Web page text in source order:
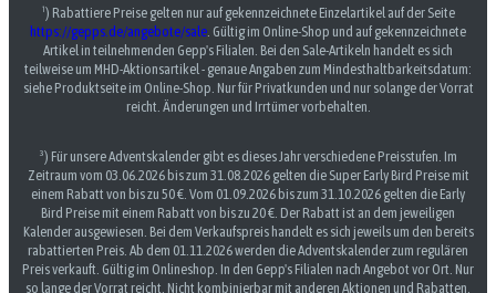
¹) Rabattiere Preise gelten nur auf gekennzeichnete Einzelartikel auf der Seite
https://gepps.de/angebote/sale. Gültig im Online-Shop und auf gekennzeichnete
Artikel in teilnehmenden Gepp's Filialen. Bei den Sale-Artikeln handelt es sich
teilweise um MHD-Aktionsartikel - genaue Angaben zum Mindesthaltbarkeitsdatum:
siehe Produktseite im Online-Shop. Nur für Privatkunden und nur solange der Vorrat
reicht. Änderungen und Irrtümer vorbehalten.
³) Für unsere Adventskalender gibt es dieses Jahr verschiedene Preisstufen. Im
Zeitraum vom 03.06.2026 bis zum 31.08.2026 gelten die Super Early Bird Preise mit
einem Rabatt von bis zu 50 €. Vom 01.09.2026 bis zum 31.10.2026 gelten die Early
Bird Preise mit einem Rabatt von bis zu 20 €. Der Rabatt ist an dem jeweiligen
Kalender ausgewiesen. Bei dem Verkaufspreis handelt es sich jeweils um den bereits
rabattierten Preis. Ab dem 01.11.2026 werden die Adventskalender zum regulären
Preis verkauft. Gültig im Onlineshop. In den Gepp's Filialen nach Angebot vor Ort. Nur
so lange der Vorrat reicht. Nicht kombinierbar mit anderen Aktionen und Rabatten.